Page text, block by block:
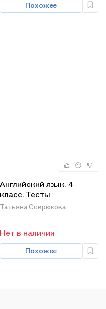
Похожее
Английский язык. 4
класс. Тесты
Татьяна Севрюкова
Нет в наличии
Похожее